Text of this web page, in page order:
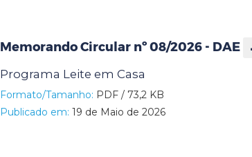
Memorando Circular nº 08/2026 - DAE
Programa Leite em Casa
Formato/Tamanho: PDF / 73,2 KB
Publicado em: 19 de Maio de 2026